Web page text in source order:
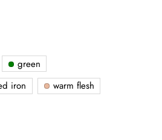
green
iron
warm flesh